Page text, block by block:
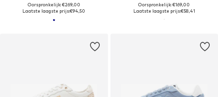
Oorspronkelijk: €269,00
Laatste laagste prijs:€94,50
Oorspronkelijk: €169,00
Laatste laagste prijs:€58,41